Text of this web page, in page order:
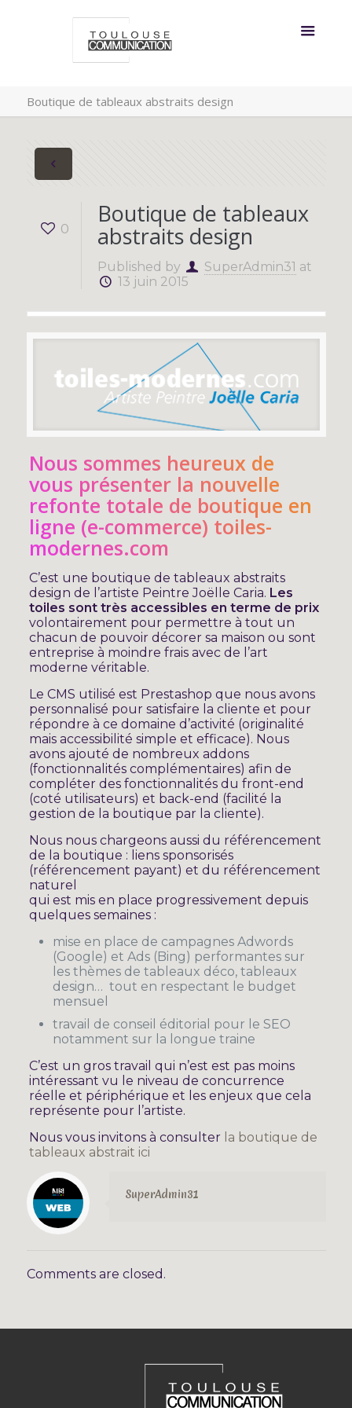
Boutique de tableaux abstraits design
0
Boutique de tableaux
abstraits design
Published by SuperAdmin31 at
13 juin 2015
Nous sommes heureux de
vous présenter la nouvelle
refonte totale de boutique en
ligne (e-commerce) toiles-
modernes.com
C’est une boutique de tableaux abstraits
design de l’artiste Peintre Joëlle Caria. Les
toiles sont très accessibles en terme de prix
volontairement pour permettre à tout un
chacun de pouvoir décorer sa maison ou sont
entreprise à moindre frais avec de l’art
moderne véritable.
Le CMS utilisé est Prestashop que nous avons
personnalisé pour satisfaire la cliente et pour
répondre à ce domaine d’activité (originalité
mais accessibilité simple et efficace). Nous
avons ajouté de nombreux addons
(fonctionnalités complémentaires) afin de
compléter des fonctionnalités du front-end
(coté utilisateurs) et back-end (facilité la
gestion de la boutique par la cliente).
Nous nous chargeons aussi du référencement
de la boutique : liens sponsorisés
(référencement payant) et du référencement
naturel
qui est mis en place progressivement depuis
quelques semaines :
mise en place de campagnes Adwords
(Google) et Ads (Bing) performantes sur
les thèmes de tableaux déco, tableaux
design… tout en respectant le budget
mensuel
travail de conseil éditorial pour le SEO
notamment sur la longue traine
C’est un gros travail qui n’est est pas moins
intéressant vu le niveau de concurrence
réelle et périphérique et les enjeux que cela
représente pour l’artiste.
Nous vous invitons à consulter la boutique de
tableaux abstrait ici
SuperAdmin31
Comments are closed.